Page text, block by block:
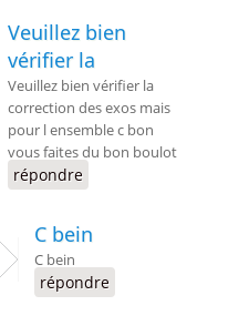
Veuillez bien
vérifier la
Veuillez bien vérifier la
correction des exos mais
pour l ensemble c bon
vous faites du bon boulot
répondre
C bein
C bein
répondre